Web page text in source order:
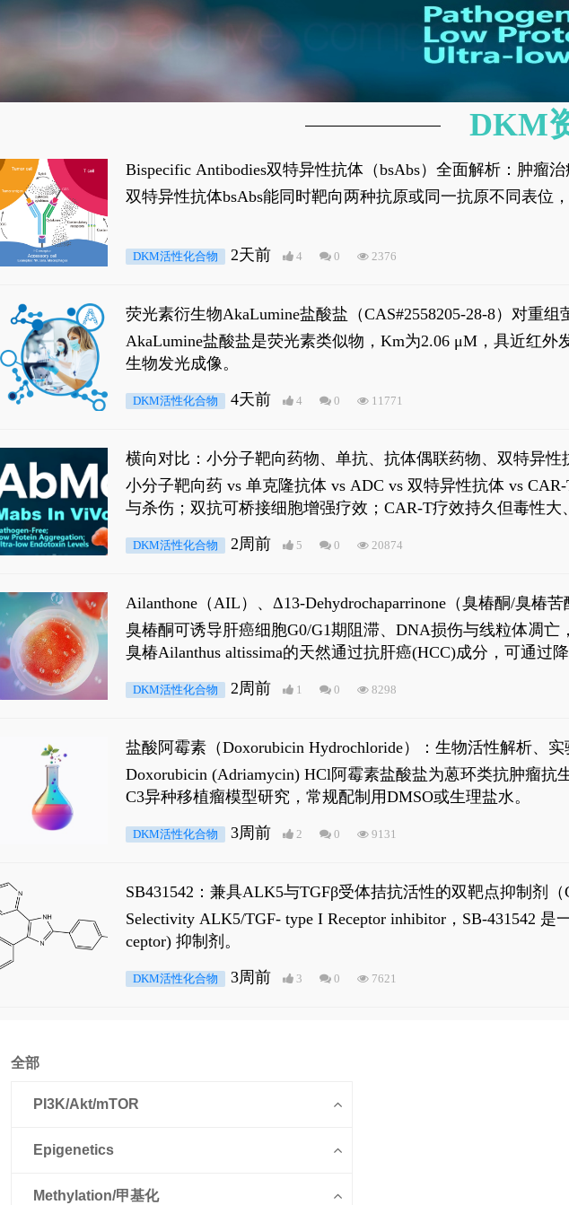
Bispecific Antibodies双特异性抗体（bsAbs）全面解析：肿瘤
双特异性抗体bsAbs能同时靶向两种抗原或同一抗原不同表位
DKM活性化合物 2天前 4 0 2376
荧光素衍生物AkaLumine盐酸盐（CAS#2558205-28-8）对重
穿透能力，大幅增强成像信噪比，从而实现活体动物模型中
AkaLumine盐酸盐是荧光素类似物，Km为2.06 μM，具近红
生物发光成像。
DKM活性化合物 4天前 4 0 11771
横向对比：小分子靶向药物、单抗、抗体偶联药物、双特异
小分子靶向药 vs 单克隆抗体 vs ADC vs 双特异性抗体 vs
与杀伤；双抗可桥接细胞增强疗效；CAR-T疗效持久但毒性大
DKM活性化合物 2周前 5 0 20874
Ailanthone（AIL）、Δ13-Dehydrochaparrinone（臭椿酮/臭椿
臭椿酮可诱导肝癌细胞G0/G1期阻滞、DNA损伤与线粒体凋亡
臭椿Ailanthus altissima的天然通过抗肝癌(HCC)成分，可通过
是全长 Androgen Receptor (AR-FL)和组成型活性截断AR剪接
DKM活性化合物 2周前 1 0 8298
盐酸阿霉素（Doxorubicin Hydrochloride）：生物活性解析、
Doxorubicin (Adriamycin) HCl阿霉素盐酸盐为蒽环类抗肿瘤
C3异种移植瘤模型研究，常规配制用DMSO或生理盐水。
DKM活性化合物 3周前 2 0 9131
SB431542：兼具ALK5与TGFβ受体拮抗活性的双靶点抑制剂（
Selectivity ALK5/TGF- type I Receptor inhibitor，SB-431542
ceptor) 抑制剂。
DKM活性化合物 3周前 3 0 7621
DKM
全部
PI3K/Akt/mTOR
Epigenetics
Methylation/甲基化